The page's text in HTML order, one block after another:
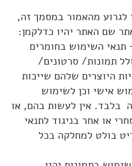
מהאמור במסמך זה,
שם האתר יהיו כדלקמן:
– תנאי השימוש בחומרים
תמונות/ סרטונים/
היוצרים שלהם שייכות
אישי וכן לשימוש
בלבד. אין לעשות בהם, או
או אחר בניגוד לתנאי
בולט למחלקה בכל